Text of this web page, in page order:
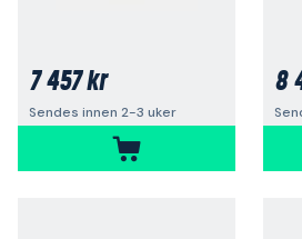
7 457 kr
Sendes innen 2-3 uker
8